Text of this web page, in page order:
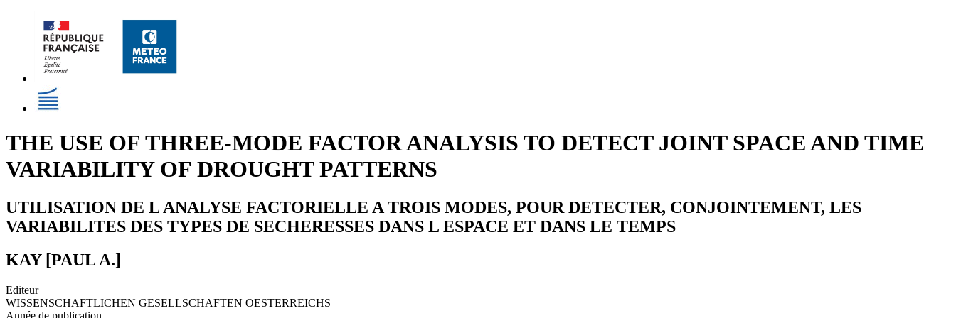
THE USE OF THREE-MODE FACTOR ANALYSIS TO DETECT JOINT SPACE AND TIME
VARIABILITY OF DROUGHT PATTERNS
UTILISATION DE L ANALYSE FACTORIELLE A TROIS MODES, POUR DETECTER, CONJOINTEMENT, LES
VARIABILITES DES TYPES DE SECHERESSES DANS L ESPACE ET DANS LE TEMPS
KAY [PAUL A.]
Editeur
WISSENSCHAFTLICHEN GESELLSCHAFTEN OESTERREICHS
Année de publication